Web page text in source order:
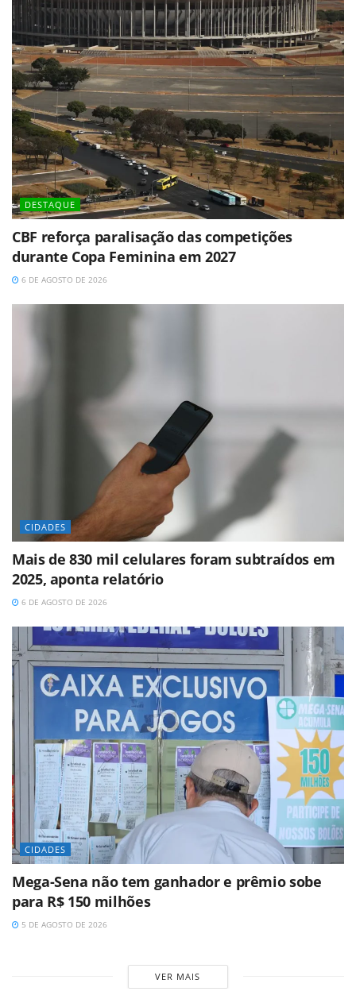
DESTAQUE
CBF reforça paralisação das competições
durante Copa Feminina em 2027
6 DE AGOSTO DE 2026
CIDADES
Mais de 830 mil celulares foram subtraídos em
2025, aponta relatório
6 DE AGOSTO DE 2026
CIDADES
Mega-Sena não tem ganhador e prêmio sobe
para R$ 150 milhões
5 DE AGOSTO DE 2026
VER MAIS